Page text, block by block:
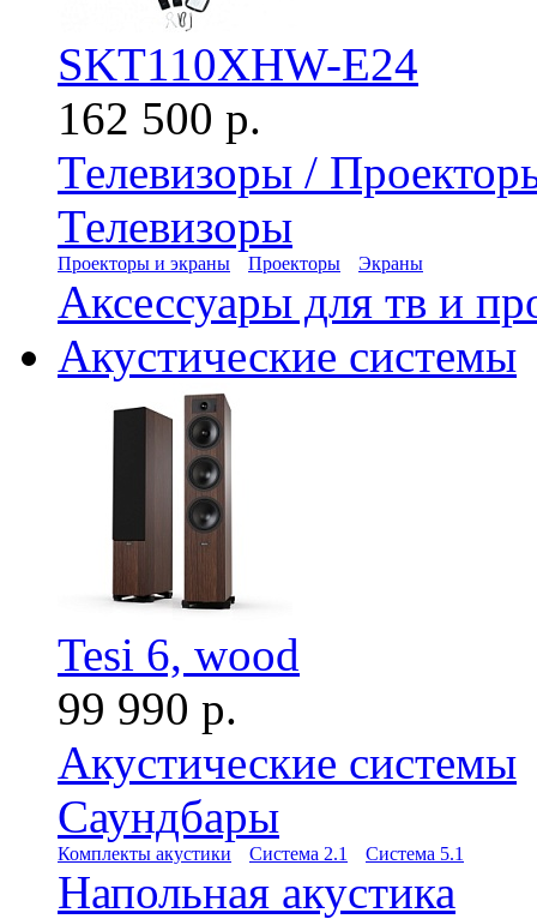
SKT110XHW-E24
162 500 р.
Телевизоры /
Телевизоры
Проекторы и экраны Проекторы Экраны
Аксессуары для тв и
Акустические системы
Tesi 6, wood
99 990 р.
Акустические системы
Саундбары
Комплекты акустики Система 2.1 Система 5.1
Напольная акустика